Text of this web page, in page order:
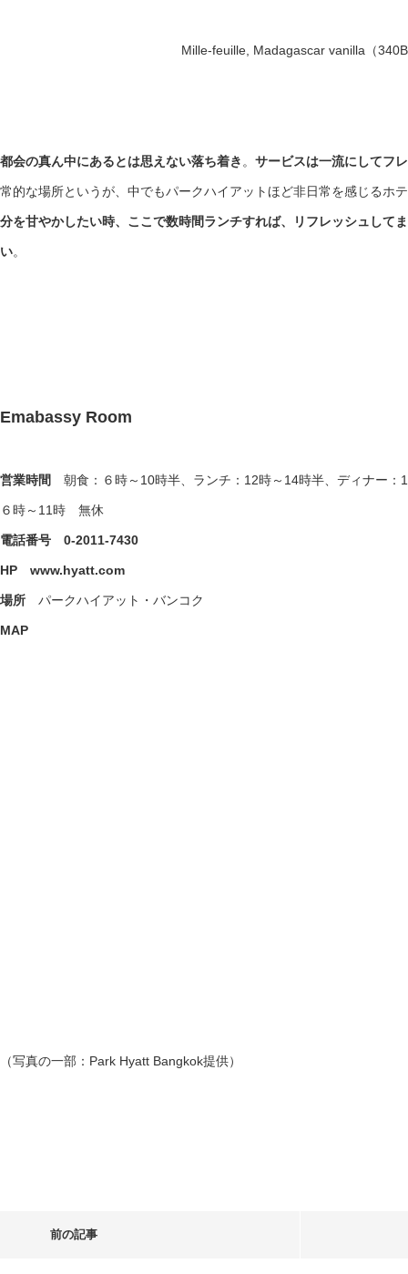
Mille-feuille, Madagascar vanilla（
都会の真ん中にあるとは思えない落ち着き 。 サービスは一流にしてフ
常的な場所というが、中でもパークハイアットほど非日常を感じるホ
分を甘やかしたい時、ここで数時間ランチすれば、リフレッシュして
い。
Emabassy Room
営業時間 朝食：６時～10時半、ランチ：12時～14時半、ディナー：
６時～11時 無休
電話番号 0-2011-7430
HP www.hyatt.com
場所 パークハイアット・バンコク
MAP
（写真の一部：Park Hyatt Bangkok提供）
前の記事